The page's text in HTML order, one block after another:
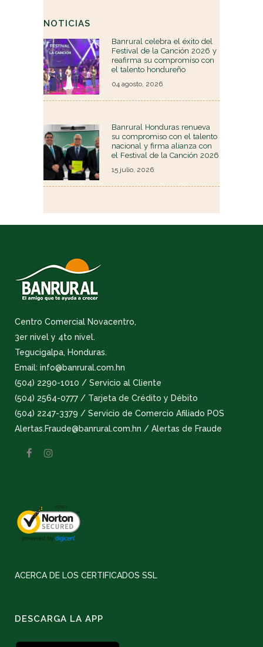
NOTICIAS
Banrural celebra el éxito del
Festival de la Canción 2026 y
reafirma su compromiso con
el talento hondureño
04 agosto, 2026
Banrural Honduras renueva
su compromiso con el talento
nacional y firma alianza con
el Festival de la Canción 2026
15 julio, 2026
Centro Comercial Novacentro,
3er nivel y 4to nivel.
Tegucigalpa, Honduras.
Email: info@banrural.com.hn
(504) 2290-1010 / Servicio al Cliente
(504) 2564-0777 / Tarjeta de Crédito y Débito
(504) 2247-3379 / Servicio de Comercio Afiliado POS
Alertas.Fraude@banrural.com.hn / Alertas de Fraude
ACERCA DE LOS CERTIFICADOS SSL
DESCARGA LA APP